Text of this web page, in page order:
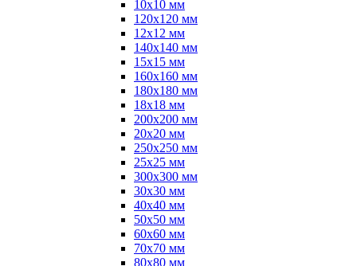
10х10 мм
120х120 мм
12х12 мм
140х140 мм
15х15 мм
160х160 мм
180х180 мм
18х18 мм
200х200 мм
20х20 мм
250х250 мм
25х25 мм
300х300 мм
30х30 мм
40х40 мм
50х50 мм
60х60 мм
70х70 мм
80х80 мм